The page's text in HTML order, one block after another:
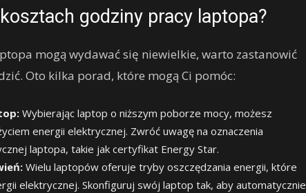
godziny pracy laptopa?
mogą wydawać się niewielkie, warto zastanowić
Oto kilka porad, które mogą Ci pomóc:
Wybierając laptop o niższym poborze mocy, możesz
energii elektrycznej. Zwróć uwagę na oznaczenia
laptopa, takie jak certyfikat Energy Star.
Wielu laptopów oferuje tryby oszczędzania energii, które
elektrycznej. Skonfiguruj swój laptop tak, aby automatycznie